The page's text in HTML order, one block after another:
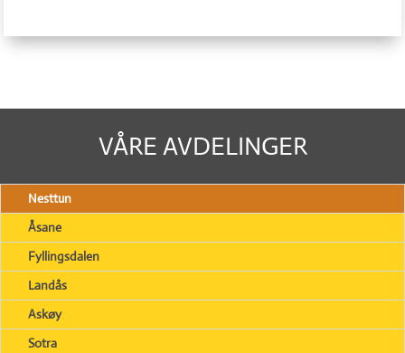
VÅRE AVDELINGER
Nesttun
Åsane
Fyllingsdalen
Landås
Askøy
Sotra